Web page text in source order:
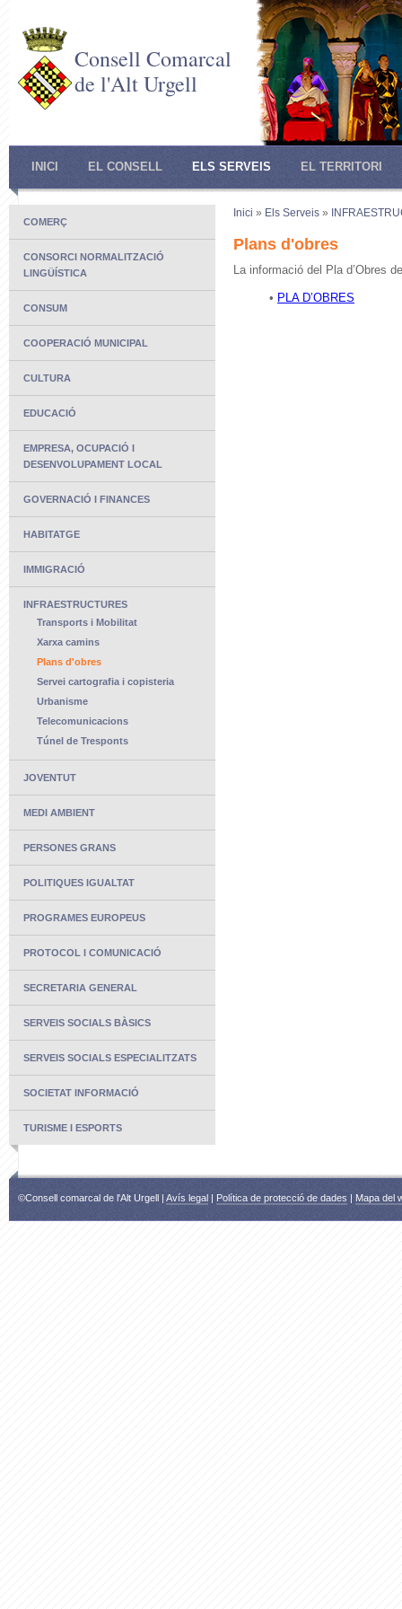
Consell Comarcal
de l'Alt Urgell
INICI EL CONSELL ELS SERVEIS EL TERRITORI
COMERÇ
CONSORCI NORMALITZACIÓ
LINGÜÍSTICA
CONSUM
COOPERACIÓ MUNICIPAL
CULTURA
EDUCACIÓ
EMPRESA, OCUPACIÓ I
DESENVOLUPAMENT LOCAL
GOVERNACIÓ I FINANCES
HABITATGE
IMMIGRACIÓ
INFRAESTRUCTURES
Transports i Mobilitat
Xarxa camins
Plans d'obres
Servei cartografia i copisteria
Urbanisme
Telecomunicacions
Túnel de Tresponts
JOVENTUT
MEDI AMBIENT
PERSONES GRANS
POLITIQUES IGUALTAT
PROGRAMES EUROPEUS
PROTOCOL I COMUNICACIÓ
SECRETARIA GENERAL
SERVEIS SOCIALS BÀSICS
SERVEIS SOCIALS ESPECIALITZATS
SOCIETAT INFORMACIÓ
TURISME I ESPORTS
Inici » Els Serveis »
Plans d'obres
La informació del Pla d’Obres
• PLA D’OBRES
©Consell comarcal de l'Alt Urgell | Avís legal | Política de protecció de dades | Mapa del